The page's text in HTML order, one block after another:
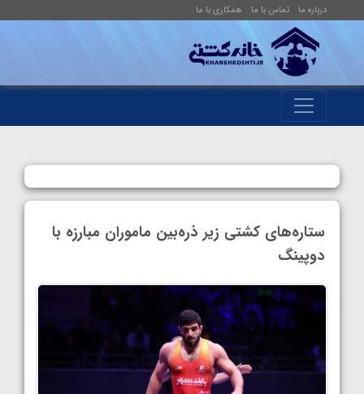
درباره ما تماس با ما همکاری با ما
ستاره‌های کشتی زیر ذره‌بین ماموران مبارزه با
دوپینگ